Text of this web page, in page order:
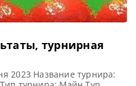
турнирная
2023 Название турнира: